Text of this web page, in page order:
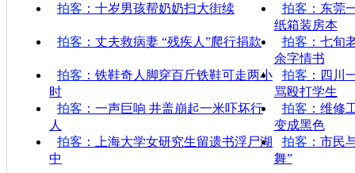
拍客 ：十岁男孩帮奶奶扫大街续 拍客 ：东莞
纸箱装房本
拍客 ：丈夫救病妻 “残疾人”爬行捐款 拍客 ：七旬
余字情书
拍客 ：铁鞋奇人脚穿百斤铁鞋可走两小
时
拍客 ：四川
骂殴打学生
拍客 ：一声巨响 井盖崩起一米吓坏行
人
拍客 ：维修
变成黑色
拍客 ：上海大学女研究生留遗书浮尸湖
中
拍客 ：市民
舞”